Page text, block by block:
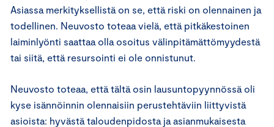
Asiassa merkityksellistä on se, että riski on olennainen ja
todellinen. Neuvosto toteaa vielä, että pitkäkestoinen
laiminlyönti saattaa olla osoitus välinpitämättömyydestä
tai siitä, että resursointi ei ole onnistunut.
Neuvosto toteaa, että tältä osin lausuntopyynnössä oli
kyse isännöinnin olennaisiin perustehtäviin liittyvistä
asioista: hyvästä taloudenpidosta ja asianmukaisesta